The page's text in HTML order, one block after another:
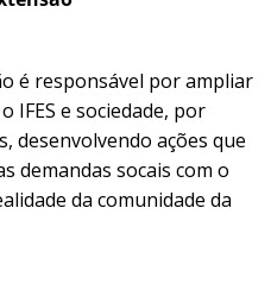
é responsável por ampliar
IFES e sociedade, por
desenvolvendo ações que
demandas socais com o
da comunidade da